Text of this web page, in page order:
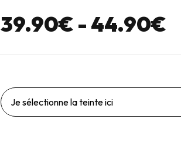
39.90€ - 44.90€
Je sélectionne la teinte ici